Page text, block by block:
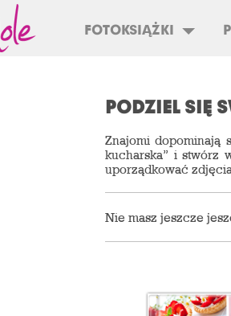
FOTOKSIĄŻKI
PODZIEL SIĘ
Znajomi dopominają
kucharska” i stwórz
uporządkować
Nie masz jeszcze